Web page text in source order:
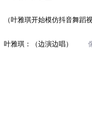
（叶雅琪开始模仿抖音舞蹈
叶雅琪：（边演边唱）
海草
随波
海草海草